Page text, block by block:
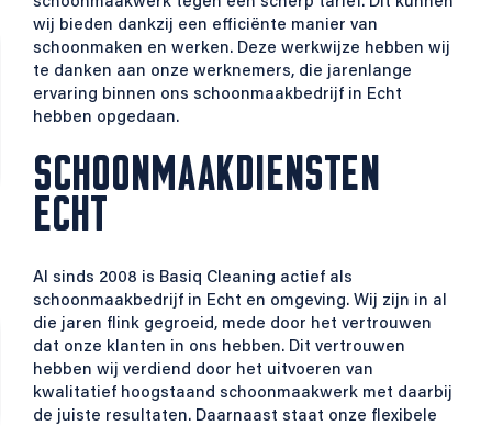
wij bieden dankzij een efficiënte manier van
schoonmaken en werken. Deze werkwijze hebben wij
te danken aan onze werknemers, die jarenlange
ervaring binnen ons schoonmaakbedrijf in Echt
hebben opgedaan.
SCHOONMAAKDIENSTEN
ECHT
Al sinds 2008 is Basiq Cleaning actief als
schoonmaakbedrijf in Echt en omgeving. Wij zijn in al
die jaren flink gegroeid, mede door het vertrouwen
dat onze klanten in ons hebben. Dit vertrouwen
hebben wij verdiend door het uitvoeren van
kwalitatief hoogstaand schoonmaakwerk met daarbij
de juiste resultaten. Daarnaast staat onze flexibele